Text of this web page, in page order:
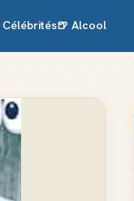
Célébrités🍺 Alcool